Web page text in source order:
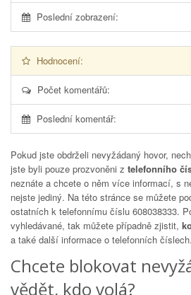
Poslední zobrazení:
Hodnocení:
Počet komentářů:
Poslední komentář:
Pokud jste obdrželi nevyžádaný hovor,
jste byli pouze prozvoněni z telefonního
neznáte a chcete o něm více informací, s
nejste jediný. Na této stránce se můžete
ostatních k telefonnímu číslu 608038333.
vyhledávané, tak můžete případně zjistit,
a také další informace o telefonních číslech.
Chcete blokovat
vědět, kdo volá?